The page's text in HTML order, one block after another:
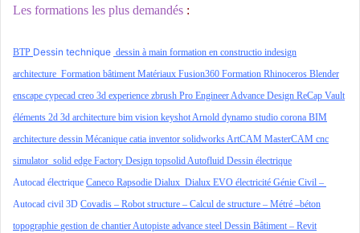
Les formations les plus demandés :
BTP Dessin technique dessin à main formation en constructio indesign
architecture Formation bâtiment Matériaux Fusion360 Formation Rhinoceros Blender
enscape cypecad creo 3d experience zbrush Pro EngineerAdvance Design ReCap Vault
éléments 2d 3d architecture bim vision keyshotArnold dynamo studio corona BIM
architecture dessin Mécanique catia inventor solidworksArtCAM MasterCAM cnc
simulator solid edge Factory Design topsolidAutofluid Dessin électrique
Autocad électrique Caneco Rapsodie Dialux Dialux EVO électricité Génie Civil –
Autocad civil 3D Covadis – Robot structure – Calcul de structure – Métré –béton
topographie gestion de chantierAutopiste advance steel Dessin Bâtiment – Revit